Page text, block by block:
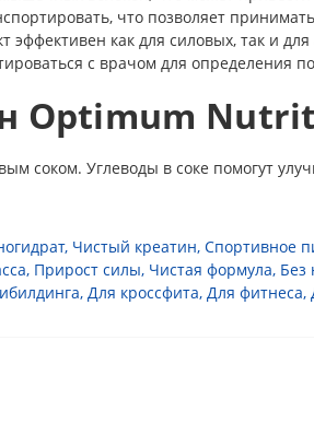
что позволяет
как для силовых, так и
с врачом для определения
Optimum
соком. Углеводы в соке помогут
, Чистый креатин, Спортивное
, Прирост силы, Чистая формула, Без
, Для кроссфита, Для фитнеса,